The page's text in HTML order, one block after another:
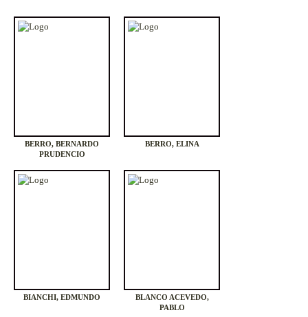
BERRO, BERNARDO
PRUDENCIO
BERRO, ELINA
BIANCHI, EDMUNDO
BLANCO ACEVEDO,
PABLO